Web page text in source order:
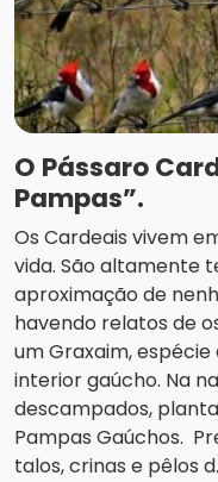
O Pássaro
Pampas”.
Os Cardeais vivem
vida. São altamente
aproximação de
havendo relatos de
um Graxaim,
interior gaúcho. Na
descampados,
Pampas Gaúchos.
talos, crinas e pêlos